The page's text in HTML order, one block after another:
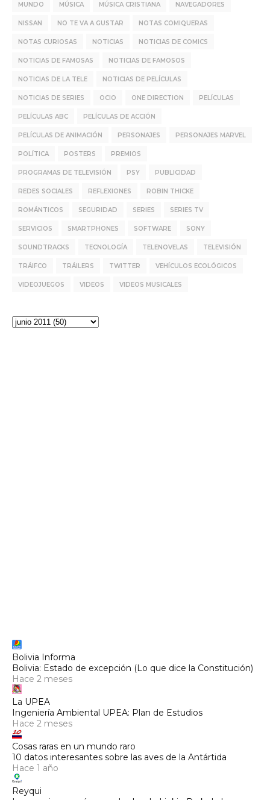
MUNDO MÚSICA MÚSICA CRISTIANA NAVEGADORES
NISSAN NO TE VA A GUSTAR NOTAS COMIQUERAS
NOTAS CURIOSAS NOTICIAS NOTICIAS DE COMICS
NOTICIAS DE FAMOSAS NOTICIAS DE FAMOSOS
NOTICIAS DE LA TELE NOTICIAS DE PELÍCULAS
NOTICIAS DE SERIES OCIO ONE DIRECTION PELÍCULAS
PELÍCULAS ABC PELÍCULAS DE ACCIÓN
PELÍCULAS DE ANIMACIÓN PERSONAJES PERSONAJES MARVEL
POLÍTICA POSTERS PREMIOS
PROGRAMAS DE TELEVISIÓN PSY PUBLICIDAD
REDES SOCIALES REFLEXIONES ROBIN THICKE
ROMÁNTICOS SEGURIDAD SERIES SERIES TV
SERVICIOS SMARTPHONES SOFTWARE SONY
SOUNDTRACKS TECNOLOGÍA TELENOVELAS TELEVISIÓN
TRÁIFCO TRÁILERS TWITTER VEHÍCULOS ECOLÓGICOS
VIDEOJUEGOS VIDEOS VIDEOS MUSICALES
Bolivia Informa
Bolivia: Estado de excepción (Lo que dice la Constitución)
Hace 2 meses
La UPEA
Ingeniería Ambiental UPEA: Plan de Estudios
Hace 2 meses
Cosas raras en un mundo raro
10 datos interesantes sobre las aves de la Antártida
Hace 1 año
Reyqui